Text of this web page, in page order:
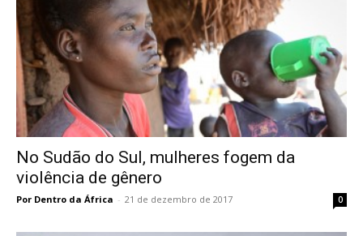
No Sudão do Sul, mulheres fogem da
violência de gênero
Por Dentro da África - 21 de dezembro de 2017 0